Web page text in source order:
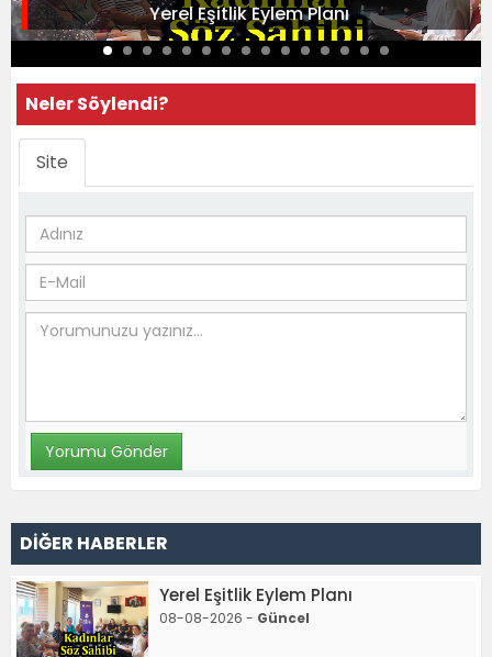
Yerel Eşitlik Eylem Planı
Neler Söylendi?
Site
DİĞER HABERLER
Yerel Eşitlik Eylem Planı
08-08-2026 - Güncel